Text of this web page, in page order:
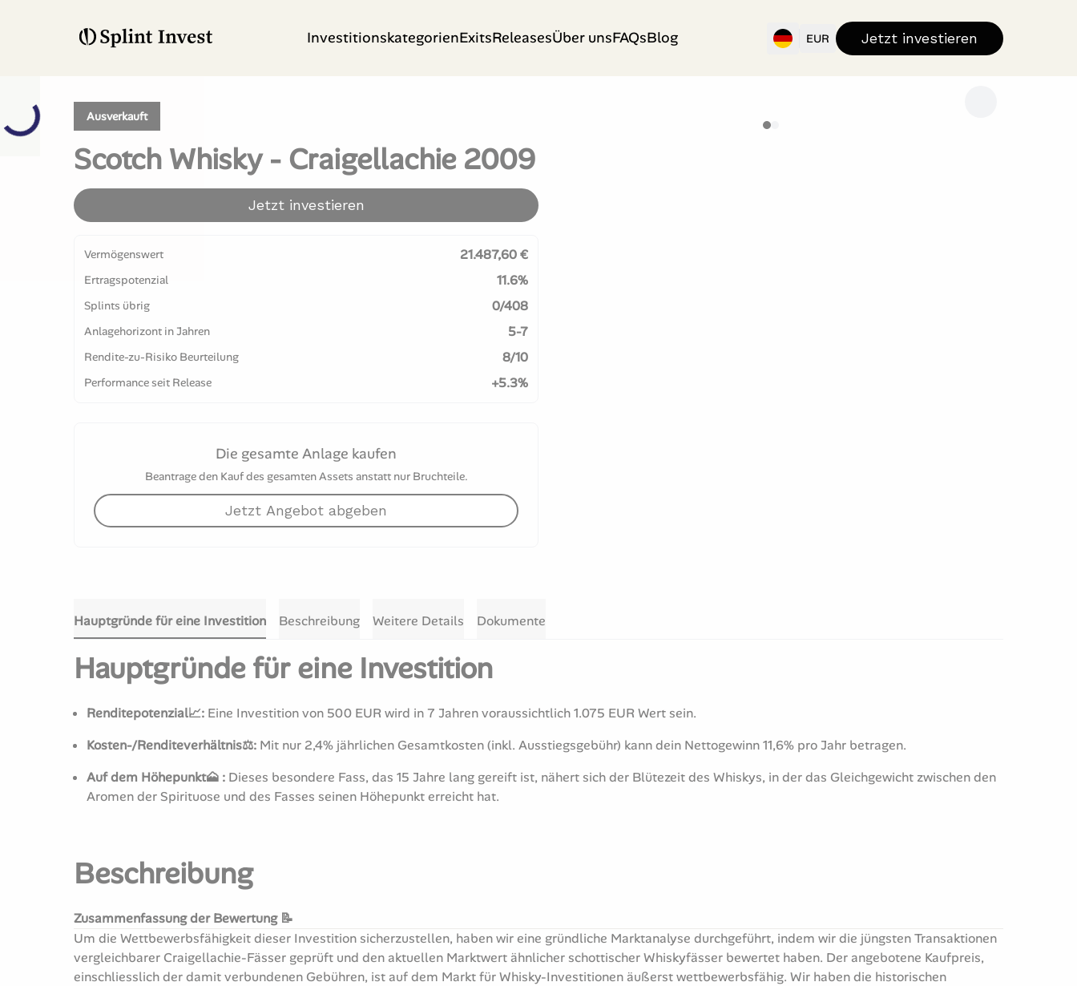
InvestitionskategorienExitsReleasesÜber unsFAQsBlog EUR Jetzt investieren
Ausverkauft
Scotch Whisky - Craigellachie 2009
Jetzt investieren
Vermögenswert 21.487,60 €
Ertragspotenzial 11.6%
Splints übrig 0/408
Anlagehorizont in Jahren 5-7
Rendite-zu-Risiko Beurteilung 8/10
Performance seit Release +5.3%
Die gesamte Anlage kaufen
Beantrage den Kauf des gesamten Assets anstatt nur Bruchteile.
Jetzt Angebot abgeben
Hauptgründe für eine Investition Beschreibung Weitere Details Dokumente
Hauptgründe für eine Investition
Renditepotenzial📈: Eine Investition von 500 EUR wird in 7 Jahren voraussichtlich 1.075 EUR Wert sein.
Kosten-/Renditeverhältnis⚖️: Mit nur 2,4% jährlichen Gesamtkosten (inkl. Ausstiegsgebühr) kann dein Nettogewinn 11,6% pro Jahr betragen.
Auf dem Höhepunkt🗻 : Dieses besondere Fass, das 15 Jahre lang gereift ist, nähert sich der Blütezeit des Whiskys, in der das Gleichgewicht zwischen den
Aromen der Spirituose und des Fasses seinen Höhepunkt erreicht hat.
Beschreibung
Zusammenfassung der Bewertung 📝
Um die Wettbewerbsfähigkeit dieser Investition sicherzustellen, haben wir eine gründliche Marktanalyse durchgeführt, indem wir die jüngsten Transaktionen
vergleichbarer Craigellachie-Fässer geprüft und den aktuellen Marktwert ähnlicher schottischer Whiskyfässer bewertet haben. Der angebotene Kaufpreis,
einschliesslich der damit verbundenen Gebühren, ist auf dem Markt für Whisky-Investitionen äußerst wettbewerbsfähig. Wir haben die historischen